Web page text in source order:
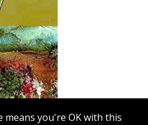
you're OK with this.